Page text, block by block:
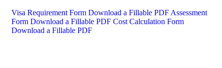
Visa Requirement Form Download a Fillable PDFAssessment
Form Download a Fillable PDF Cost Calculation Form
Download a Fillable PDF